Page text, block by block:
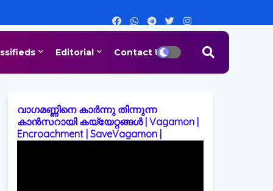
Editorial Contact Us
വാഗമണ്ണിനെ കാർന്നു തിന്നുന്ന
കാൻസറായി കയ്യേറ്റങ്ങൾ | Vagamon |
Encroachment | SaveVagamon |